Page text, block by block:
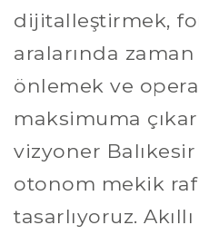
dijitalleştirmek,
aralarında
önlemek ve
maksimuma
vizyoner
otonom mekik
tasarlıyoruz.